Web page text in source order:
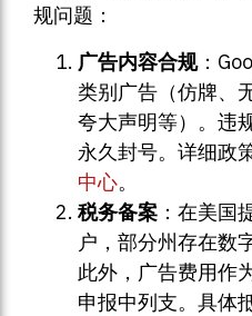
规问题：
广告内容合规：
类别广告（仿牌、
夸大声明等）。违
永久封号。详细政
中心。
税务备案 ：在美国
户，部分州存在数
此外，广告费用作
申报中列支。具体